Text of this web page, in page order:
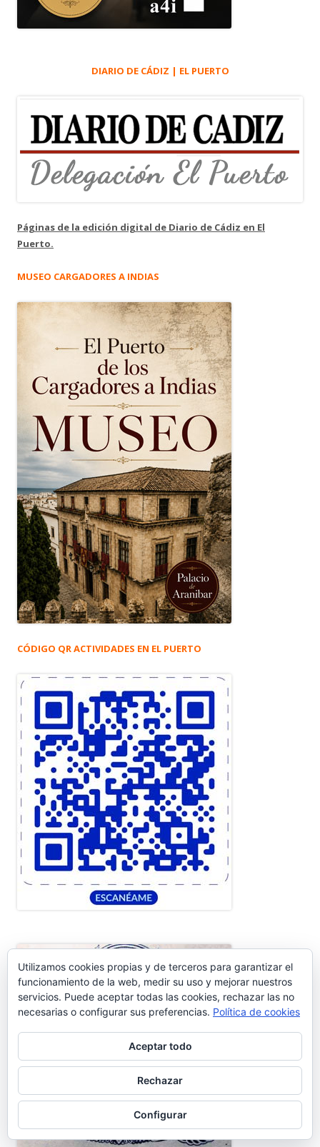
DIARIO DE CÁDIZ | EL PUERTO
Páginas de la edición digital de Diario de Cádiz en El
Puerto.
MUSEO CARGADORES A INDIAS
CÓDIGO QR ACTIVIDADES EN EL PUERTO
Utilizamos cookies propias y de terceros para garantizar el
funcionamiento de la web, medir su uso y mejorar nuestros
servicios. Puede aceptar todas las cookies, rechazar las no
necesarias o configurar sus preferencias. Política de cookies
Aceptar todo
Rechazar
Configurar